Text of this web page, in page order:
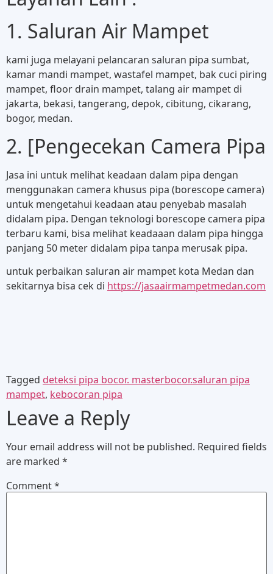
1. Saluran Air Mampet
kami juga melayani pelancaran saluran pipa sumbat,
kamar mandi mampet, wastafel mampet, bak cuci piring
mampet, floor drain mampet, talang air mampet di
jakarta, bekasi, tangerang, depok, cibitung, cikarang,
bogor, medan.
2. [Pengecekan Camera Pipa
Jasa ini untuk melihat keadaan dalam pipa dengan
menggunakan camera khusus pipa (borescope camera)
untuk mengetahui keadaan atau penyebab masalah
didalam pipa. Dengan teknologi borescope camera pipa
terbaru kami, bisa melihat keadaaan dalam pipa hingga
panjang 50 meter didalam pipa tanpa merusak pipa.
untuk perbaikan saluran air mampet kota Medan dan
sekitarnya bisa cek di https://jasaairmampetmedan.com
Tagged deteksi pipa bocor. masterbocor.saluran pipa
mampet, kebocoran pipa
Leave a Reply
Your email address will not be published. Required fields
are marked *
Comment*